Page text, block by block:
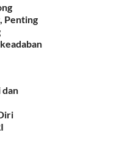
Penting
dan